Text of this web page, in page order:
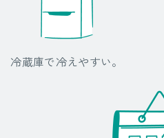
冷蔵庫で冷えやすい。